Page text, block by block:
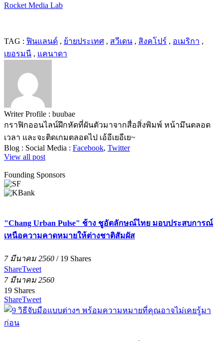
Rocket Media Lab
TAG : ฟินแลนด์ , ย้ายประเทศ , สวีเดน , สิงคโปร์ , อเมริกา ,
เยอรมนี , แคนาดา
Writer Profile : buubae
กราฟิกออนไลน์ฝึกหัดที่ผันตัวมาจากสื่อสิ่งพิมพ์ หน้ามึนตลอด
เวลา และจะติดเกมตลอดไป เอ้อีเยอีเย~
Blog : Social Media : Facebook, Twitter
View all post
Founding Sponsors
"Chang Urban Pulse" ช้าง ชูอัตลักษณ์ไทย มอบประสบการณ์
เหนือความคาดหมายให้ต่างชาติสัมผัส
7 มีนาคม 2560 / 19 Shares
ShareTweet
7 มีนาคม 2560
19 Shares
ShareTweet